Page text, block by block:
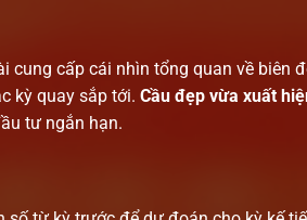
cung cấp cái nhìn tổng quan về biên
kỳ quay sắp tới. Cầu đẹp vừa xuất
tư ngắn hạn.